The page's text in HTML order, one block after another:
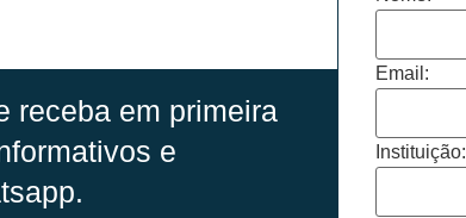
receba em primeira
e
Email:
Instituição: